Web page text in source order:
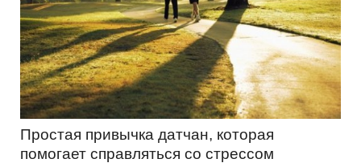
Простая привычка датчан, которая
помогает справляться со стрессом